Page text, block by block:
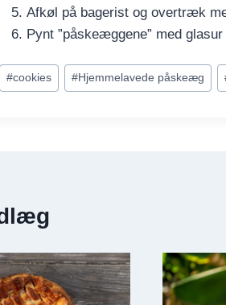
Afkøl på bagerist og overtræk
Pynt ”påskeæggene” med
Indlæg-
tags:
#cookies #Hjemmelavede påskeæg